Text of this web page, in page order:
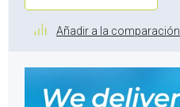
Añadir a la comparación